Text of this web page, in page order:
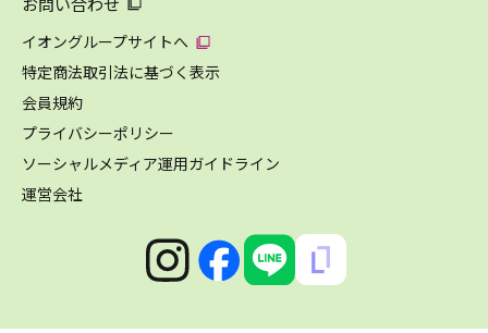
イオングループサイトへ
特定商法取引法に基づく表示
会員規約
プライバシーポリシー
ソーシャルメディア運用ガイドライン
運営会社